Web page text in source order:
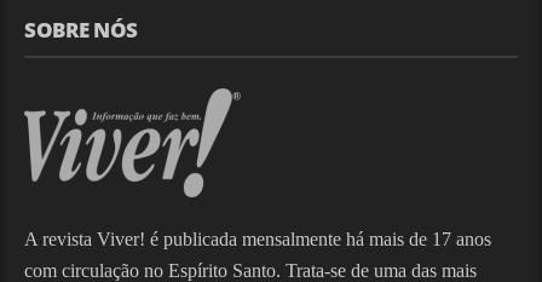
SOBRE NÓS
A revista Viver! é publicada mensalmente há mais de 17 anos
com circulação no Espírito Santo. Trata-se de uma das mais